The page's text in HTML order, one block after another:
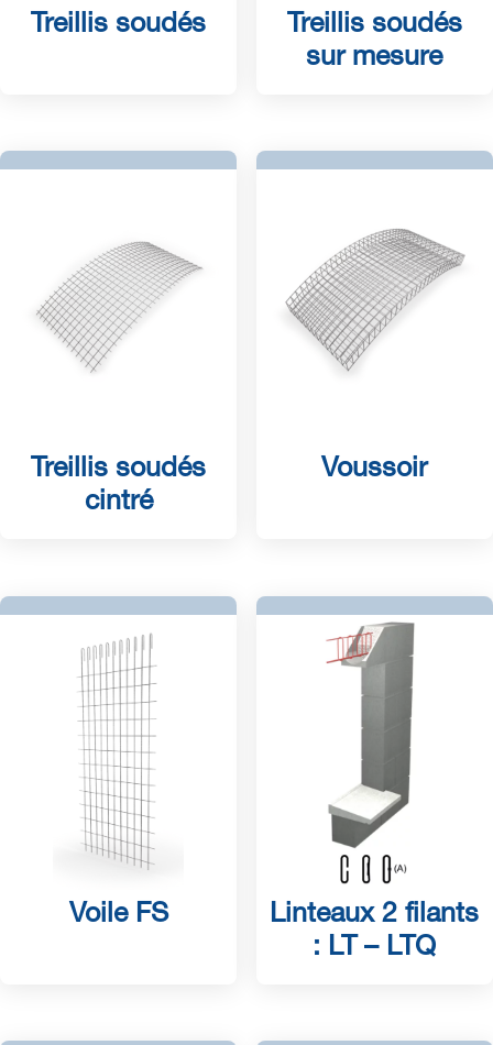
Treillis soudés
Treillis soudés
sur mesure
Treillis soudés
cintré
Voussoir
Voile FS
Linteaux 2 filants
: LT – LTQ